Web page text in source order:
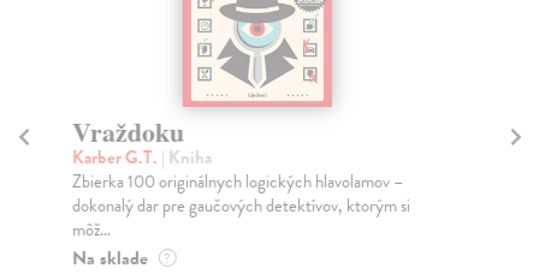
Vraždoku
Karber G.T. | Kniha
Zbierka 100 originálnych logických hlavolamov –
dokonalý dar pre gaučových detektívov, ktorým si
môž...
Na sklade ?